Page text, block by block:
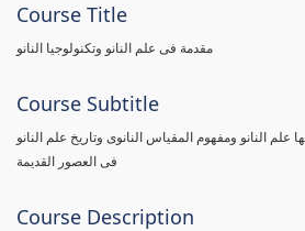
Course Title
مقدمة فى علم النانو وتكنولوجيا النانو
Course Subtitle
علم النانو ومفهوم المقياس النانوى وتاريخ علم النانو
فى العصور القديمة
Course Description